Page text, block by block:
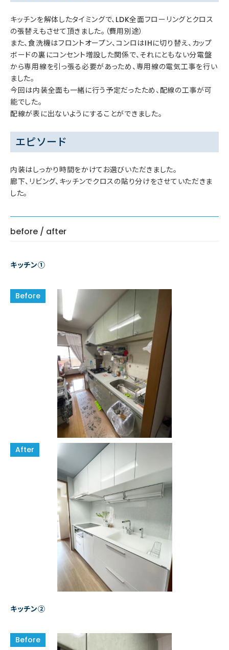
キッチンを解体したタイミングで、LDK全面フローリングとクロス
の張替えもさせて頂きました。（費用別途）
また、食洗機はフロントオープン、コンロはIHに切り替え、カップ
ボードの裏にコンセント増設した関係で、それにともない分電盤
から専用線を引っ張る必要があっため、専用線の電気工事を行い
ました。
今回は内装全面も一緒に行う予定だったため、配線の工事が可
能でした。
配線が表に出ないようにすることができました。
エピソード
内装はしっかり時間をかけてお選びいただきました。
廊下、リビング、キッチンでクロスの貼り分けをさせていただきま
した。
before / after
キッチン①
キッチン②